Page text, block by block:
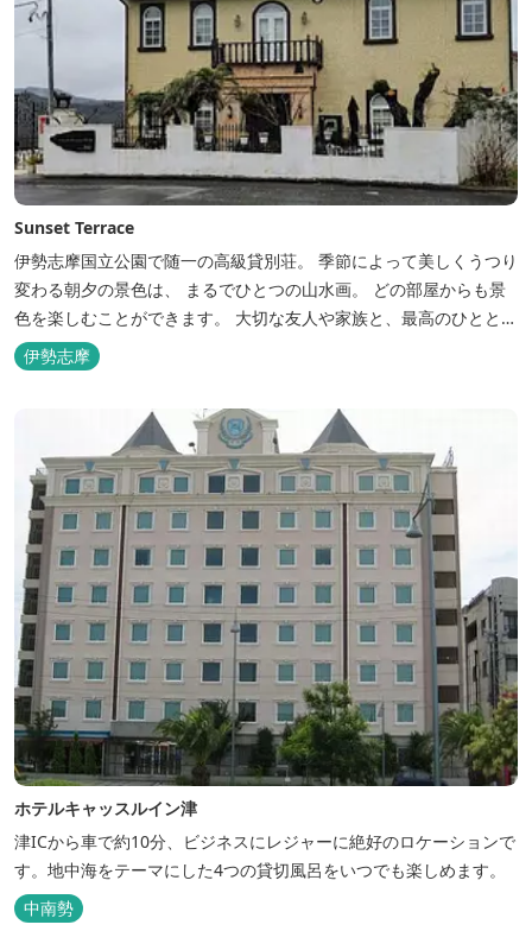
Sunset Terrace
伊勢志摩国立公園で随一の高級貸別荘。 季節によって美しくうつり
変わる朝夕の景色は、 まるでひとつの山水画。 どの部屋からも景
色を楽しむことができます。 大切な友人や家族と、最高のひととき
を。 1日1組限定とさせていただいております。 完全にプライベー
トでご利用いただけます。
伊勢志摩
ホテルキャッスルイン津
津ICから車で約10分、ビジネスにレジャーに絶好のロケーションで
す。地中海をテーマにした4つの貸切風呂をいつでも楽しめます。
中南勢